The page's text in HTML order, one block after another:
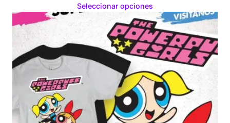
range:
$160.00
through
$280.00
Seleccionar opciones